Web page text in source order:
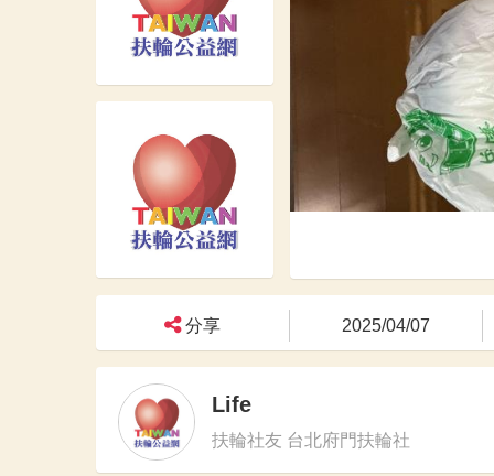
分享 2025/04/07
Life
扶輪社友 台北府門扶輪社